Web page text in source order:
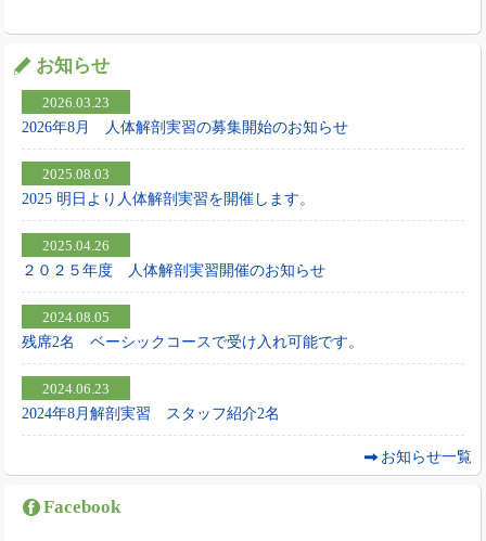
お知らせ
2026.03.23
2026年8月 人体解剖実習の募集開始のお知らせ
2025.08.03
2025 明日より人体解剖実習を開催します。
2025.04.26
２０２５年度 人体解剖実習開催のお知らせ
2024.08.05
残席2名 ベーシックコースで受け入れ可能です。
2024.06.23
2024年8月解剖実習 スタッフ紹介2名
お知らせ一覧
Facebook